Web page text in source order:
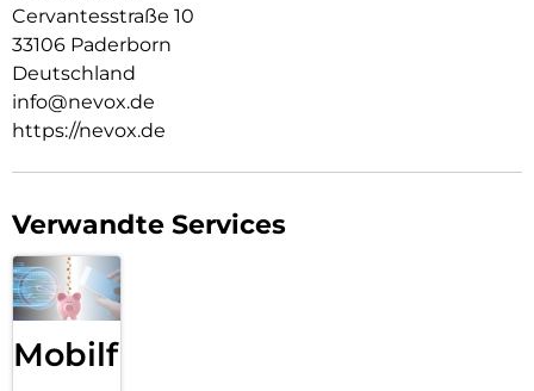
Hochwertiges Schmutzabweisendes Material und
Schockproof durch eingearbeitete Luftpolster in den Ecken.
Cervantesstraße 10
33106 Paderborn
Deutschland
info@nevox.de
https://nevox.de
Verwandte Services
Mobilfunk